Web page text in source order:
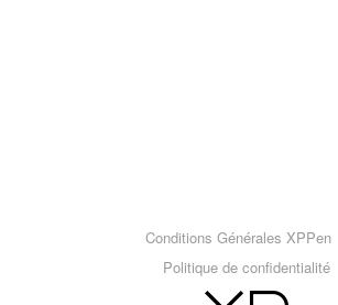
Conditions Générales XPPen
Politique de confidentialité